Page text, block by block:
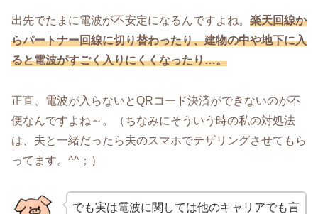
出先でたまに電波が不安定になるんですよね。 楽天回線か
らパートナー回線に切り替わったり、建物の中や地下に入
ると電波がすごく入りにくくなったり…。
正直、電波が入らないとQRコード決済ができないのが不
便なんですよね～。（ちなみにそういう時の私の対処法
は、夫と一緒だったら夫のスマホでテザリングさせてもら
ってます。^^；）
でも実は電波に関しては他のキャリアでも言